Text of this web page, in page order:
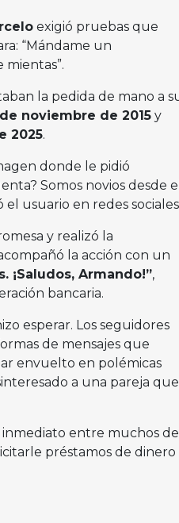
exigió pruebas que
“Mándame un
la pedida de mano a
noviembre de 2015y
2025.
donde le pidió
Somos novios desde el
el usuario en redes
y realizó la
la acción con un
¡Saludos, Armando!”,
bancaria.
esperar. Los seguidores
de mensajes que
envuelto en polémicas
a una pareja que
entre muchos de
préstamos de dinero